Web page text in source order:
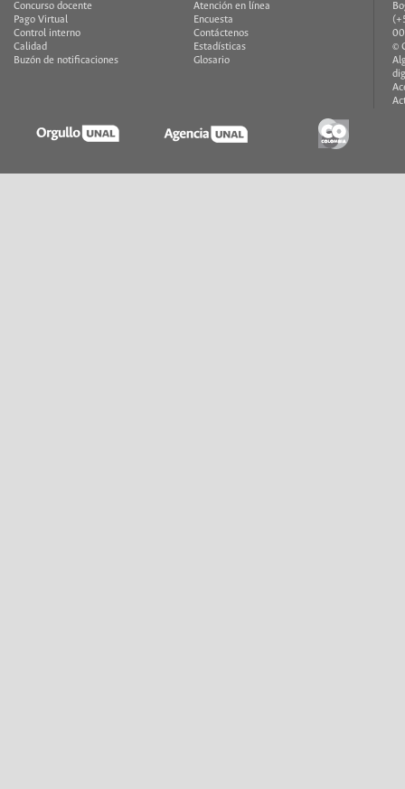
Concurso docente
Pago Virtual
Control interno
Calidad
Buzón de notificaciones
Atención en línea
Encuesta
Contáctenos
Estadísticas
Glosario
©